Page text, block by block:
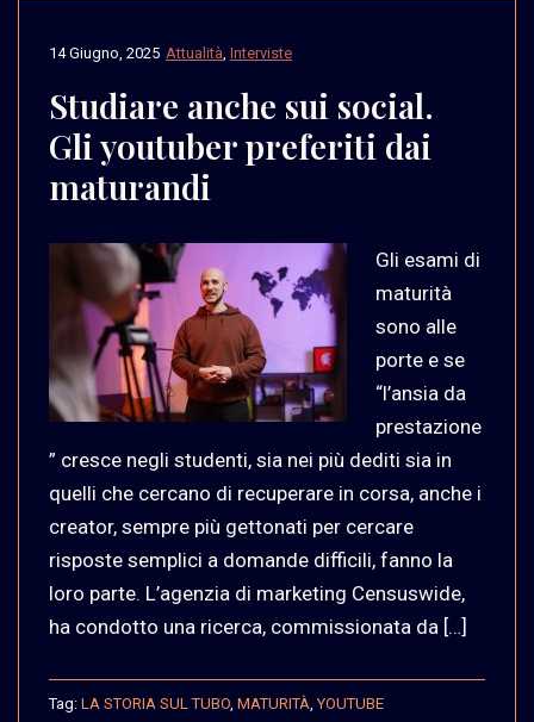
Attualità Interviste
14 Giugno, 2025
Studiare anche sui social.
Gli youtuber preferiti dai
maturandi
Gli esami di
maturità
sono alle
porte e se
“l’ansia da
prestazione
” cresce negli studenti, sia nei più dediti sia in
quelli che cercano di recuperare in corsa, anche i
creator, sempre più gettonati per cercare
risposte semplici a domande difficili, fanno la
loro parte. L’agenzia di marketing Censuswide,
ha condotto una ricerca, commissionata da […]
Tag: LA STORIA SUL TUBO MATURITÀ ,YOUTUBE